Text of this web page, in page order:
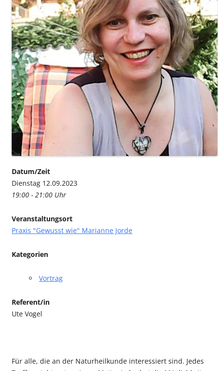
Datum/Zeit
Dienstag 12.09.2023
19:00 - 21:00 Uhr
Veranstaltungsort
Praxis "Gewusst wie" Marianne Jorde
Kategorien
Vortrag
Referent/in
Ute Vogel
Für alle, die an der Naturheilkunde interessiert sind. Jedes